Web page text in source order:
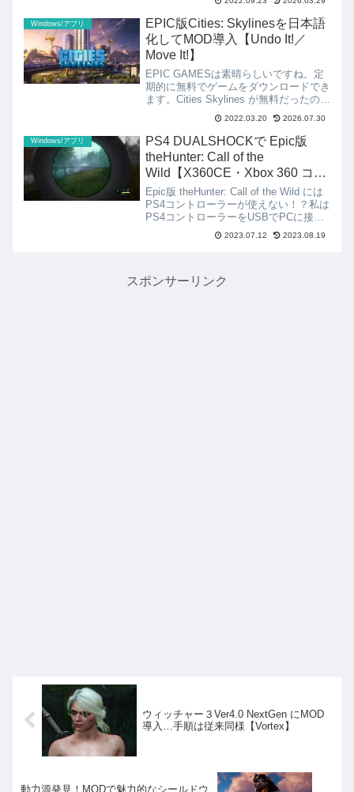
管理で解決しました。安定して実行でき
るようになったので、今回はMODを
適...
Windows/アプリ
EPIC版Cities: Skylinesを日本語
化してMOD導入【Undo It!／
Move It!】
EPIC GAMESは素晴らしいですね。定
期的に無料でゲームをダウンロードでき
ます。Cities Skylines が無料だったので
ダウンロードしてみました。しかし、
EPIC GAMES の欠点はMODがほとんど
適用できないことです。Ste...
2022.03.20 2026.07.30
Windows/アプリ
PS4 DUALSHOCKで Epic版
theHunter: Call of the
Wild【X360CE・Xbox 360 コン
トローラー エミュレーター】
Epic版 theHunter: Call of the Wild には
PS4コントローラーが使えない！？私は
PS4コントローラーをUSBでPCに接続
してPCゲームをしています。Steamの
ゲームはほぼそのまま使えています。一
2023.07.12 2023.08.19
スポンサーリンク
ウィッチャー３Ver4.0 NextGen にMOD
導入…手順は従来同様【Vortex】
動力源発見！MODで魅力的なシールドウ